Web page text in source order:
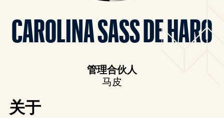
CAROLINA SASS DE HARO
管理合伙人
马皮
关于